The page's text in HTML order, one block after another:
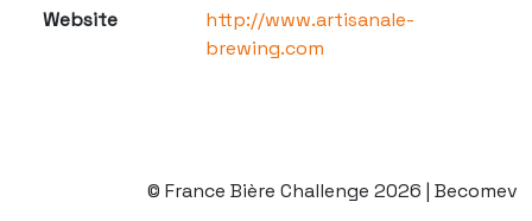
Website
http://www.artisanale-
brewing.com
© France Bière Challenge 2026 | Becomev